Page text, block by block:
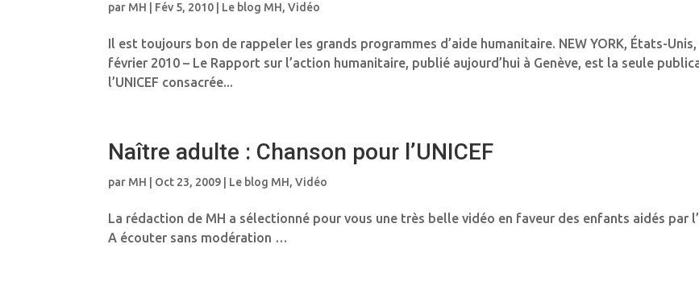
par MH Fév 5, 2010 Le blog MH,Vidéo
Il est toujours bon de rappeler les grands programmes d’aide humanitaire. NEW YORK, États-Unis,
février 2010 – Le Rapport sur l’action humanitaire, publié aujourd’hui à Genève, est la seule
l’UNICEF consacrée...
Naître adulte : Chanson pour l’UNICEF
par MH Oct 23, 2009 Le blog MH,Vidéo
La rédaction de MH a sélectionné pour vous une très belle vidéo en faveur des enfants aidés par
A écouter sans modération …